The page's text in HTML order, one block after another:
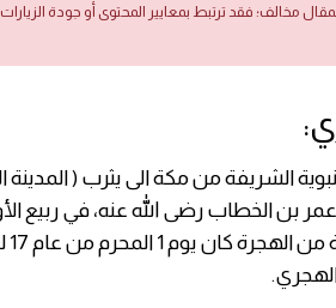
مخالف؛ فقد ترتبط بمعايير المحتوى أو جودة
الشريفة من مكة الى يثرب ( المدينة